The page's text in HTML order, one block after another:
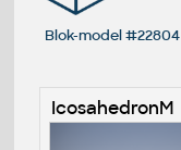
Blok-model #22804
IcosahedronM